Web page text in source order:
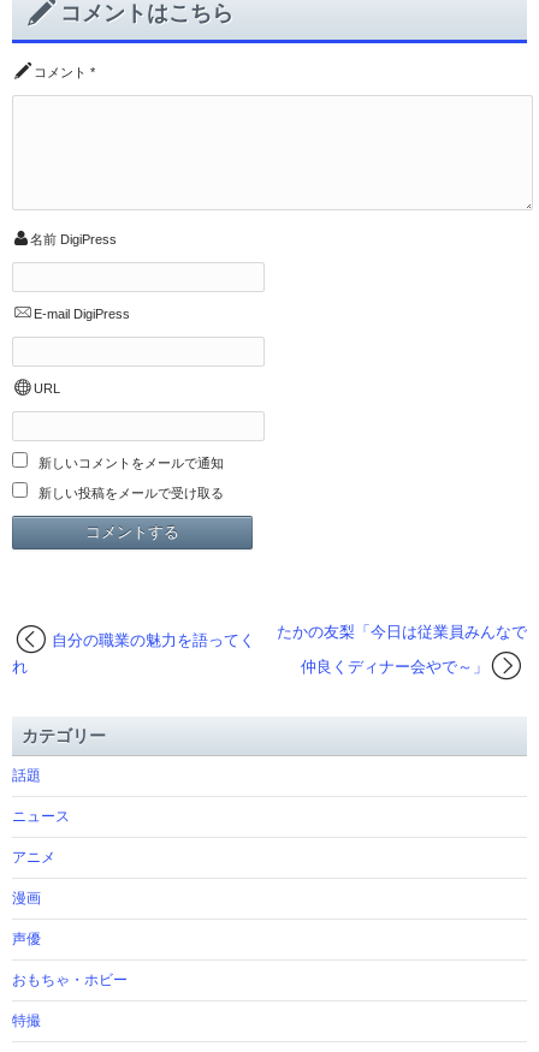
コメントはこちら
コメント *
名前 DigiPress
E-mail DigiPress
URL
新しいコメントをメールで通知
新しい投稿をメールで受け取る
たかの友梨「今日は従業員みんなで
仲良くディナー会やで～」
自分の職業の魅力を語ってく
れ
カテゴリー
話題
ニュース
アニメ
漫画
声優
おもちゃ・ホビー
特撮